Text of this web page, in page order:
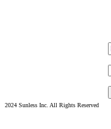
2024 Sunless Inc. All Rights Reserved